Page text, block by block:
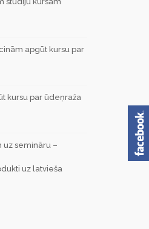
apgūt kursu par
kursu par ūdeņraža
uz semināru –
uz latvieša